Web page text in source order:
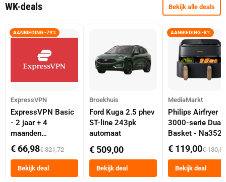
WK-deals Bekijk alle deals
AANBIEDING -79%
ExpressVPN
ExpressVPN Basic
- 2 jaar + 4
maanden
abonnement
€ 66,98€ 321,72
Bekijk deal
Broekhuis
Ford Kuga 2.5 phev
ST-line 243pk
automaat
€ 509,00
Bekijk deal
AANBIEDING -8%
MediaMarkt
Philips Airfryer
3000-serie Dual
Basket -
Dubbele Mand 9
Tot 6 Personen
Heteluchtfriteuse
Zwart
€ 119,00€ 130,00
Bekijk deal